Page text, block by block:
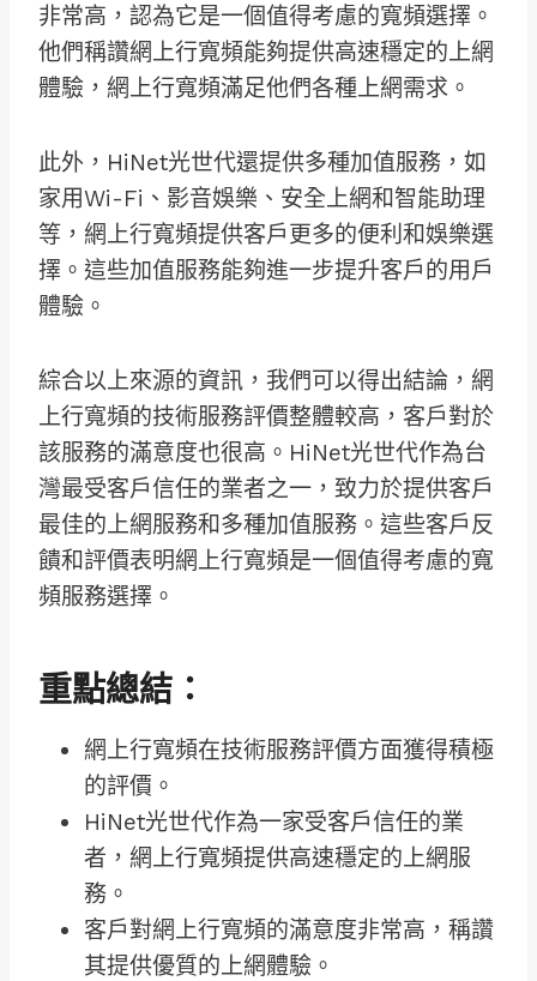
非常高，認為它是一個值得考慮的寬頻選擇。
他們稱讚網上行寬頻能夠提供高速穩定的上網
體驗，網上行寬頻滿足他們各種上網需求。
此外，HiNet光世代還提供多種加值服務，如
家用Wi-Fi、影音娛樂、安全上網和智能助理
等，網上行寬頻提供客戶更多的便利和娛樂選
擇。這些加值服務能夠進一步提升客戶的用戶
體驗。
綜合以上來源的資訊，我們可以得出結論，網
上行寬頻的技術服務評價整體較高，客戶對於
該服務的滿意度也很高。HiNet光世代作為台
灣最受客戶信任的業者之一，致力於提供客戶
最佳的上網服務和多種加值服務。這些客戶反
饋和評價表明網上行寬頻是一個值得考慮的寬
頻服務選擇。
重點總結：
網上行寬頻在技術服務評價方面獲得積極
的評價。
HiNet光世代作為一家受客戶信任的業
者，網上行寬頻提供高速穩定的上網服
務。
客戶對網上行寬頻的滿意度非常高，稱讚
其提供優質的上網體驗。